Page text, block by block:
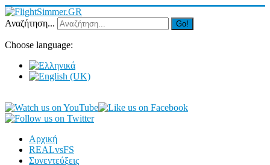
Αναζήτηση... Go!
Choose language:
Αρχική
REALvsFS
Συνεντεύξεις